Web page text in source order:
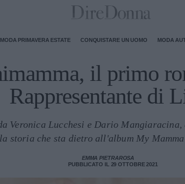
MODA PRIMAVERA ESTATE CONQUISTARE UN UOMO MODA
il primo
Rappresentante di
Veronica Lucchesi e Dario
storia che sta dietro all'album My
EMMA PIETRAROSA
PUBBLICATO IL 29 OTTOBRE 2021